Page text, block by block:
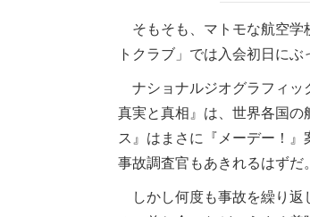
そもそも、マトモな航空学
トクラブ」では入会初日に
ナショナルジオグラフィッ
真実と真相』は、世界各国
ス』はまさに『メーデー！』
事故調査官もあきれるはずだ。
しかし何度も事故を繰り返